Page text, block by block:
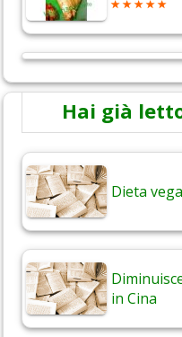
Hai già
Dieta
in Cina